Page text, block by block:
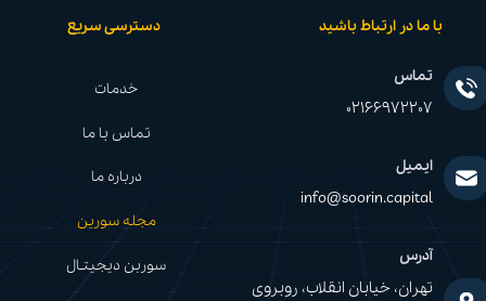
تماس
02166972207
ایمیل
info@soorin.capital
آدرس
تهران، خیابان انقلاب، روبروی
با ما در ارتباط باشید دسترسی سریع
خدمات
تماس با ما
درباره ما
مجله سورین
سوربن دیجیتـال